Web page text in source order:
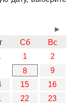
Сб
Вс
1
2
8
9
15
16
22
23
►